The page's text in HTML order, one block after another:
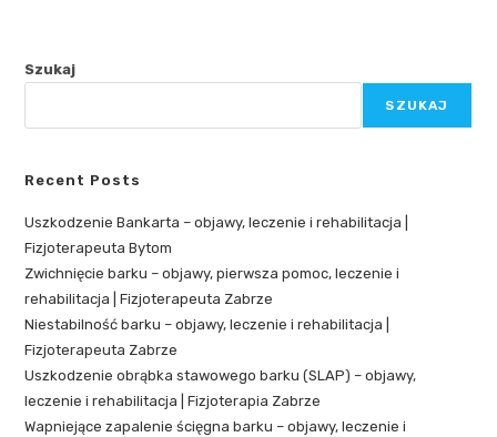
Szukaj
SZUKAJ
Recent Posts
Uszkodzenie Bankarta – objawy, leczenie i rehabilitacja |
Fizjoterapeuta Bytom
Zwichnięcie barku – objawy, pierwsza pomoc, leczenie i
rehabilitacja | Fizjoterapeuta Zabrze
Niestabilność barku – objawy, leczenie i rehabilitacja |
Fizjoterapeuta Zabrze
Uszkodzenie obrąbka stawowego barku (SLAP) – objawy,
leczenie i rehabilitacja | Fizjoterapia Zabrze
Wapniejące zapalenie ścięgna barku – objawy, leczenie i